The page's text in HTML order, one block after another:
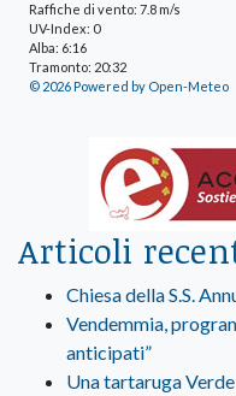
Raffiche di vento: 7.8 m/s
UV-Index: 0
Alba: 6:16
Tramonto: 20:32
© 2026 Powered by Open-Meteo
Articoli
Chiesa della S.S.
Vendemmia,
anticipati”
Una tartaruga